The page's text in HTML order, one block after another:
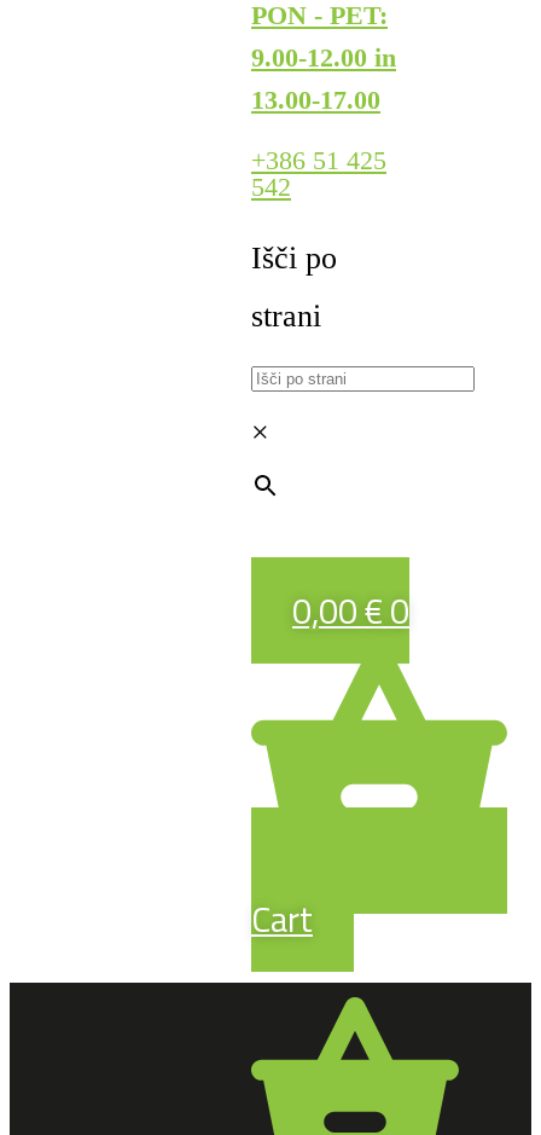
PON - PET:
9.00-12.00 in
13.00-17.00
+386 51 425
542
Išči po
strani
×
0,00€0
Cart